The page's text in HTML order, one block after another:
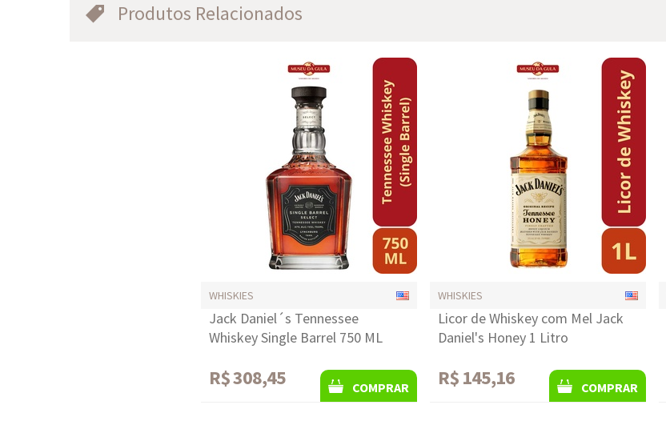
Produtos Relacionados
WHISKIES
Jack Daniel´s Tennessee
Whiskey Single Barrel 750 ML
R$ 308,45 COMPRAR
WHISKIES
Licor de Whiskey com Mel Jack
Daniel's Honey 1 Litro
R$ 145,16 COMPRAR